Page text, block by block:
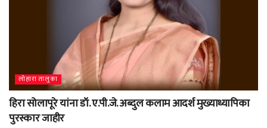
लोहारा तालुका
हिरा सोलापूरे यांना डॉ. ए.पी.जे. अब्दुल कलाम आदर्श मुख्याध्यापिका
पुरस्कार जाहीर